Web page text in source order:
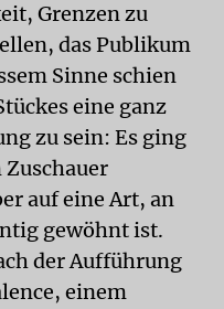
Grenzen zu
das Publikum
Sinne schien
eine ganz
zu sein: Es ging
Zuschauer
auf eine Art, an
gewöhnt ist.
der Aufführung
einem